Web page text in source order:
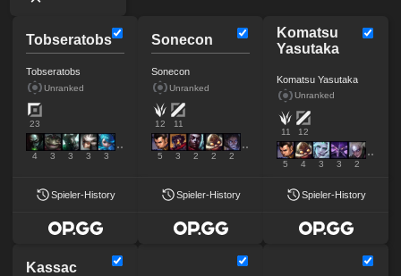
Tobseratobs
Tobseratobs
Unranked
23
4 3 3 3 3
Spieler-History
Sonecon
Sonecon
Unranked
12 11
5 3 2 2 2
Spieler-History
Komatsu
Yasutaka
Komatsu Yasutaka
Unranked
11 12
5 4 3 3 2
Spieler-History
Kassac